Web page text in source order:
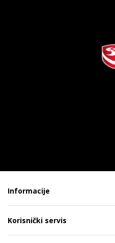
Informacije
Korisnički servis